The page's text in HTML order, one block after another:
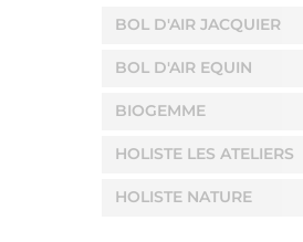
BOL D'AIR JACQUIER
BOL D'AIR EQUIN
BIOGEMME
HOLISTE LES ATELIERS
HOLISTE NATURE